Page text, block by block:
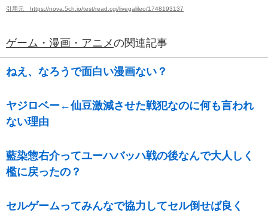
引用元 https://nova.5ch.io/test/read.cgi/livegalileo/1748193137
ゲーム・漫画・アニメの関連記事
ねえ、なろうで面白い漫画ない？
ヤジロベー←仙豆激減させた戦犯なのに何も言われ
ない理由
藍染惣右介ってユーハバッハ戦の後なんで大人しく
檻に戻ったの？
セルゲームってみんなで協力してセル倒せば良く